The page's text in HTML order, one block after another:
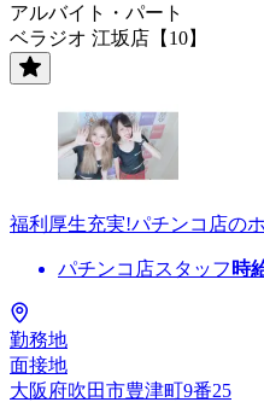
アルバイト・パート
ベラジオ 江坂店【10】
福利厚生充実!パチンコ店の
パチンコ店スタッフ 時
勤務地
面接地
大阪府吹田市豊津町9番25